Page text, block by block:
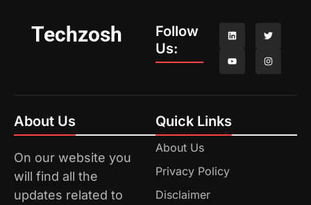
Techzosh
Follow
Us:
About Us
On our website you
will find all the
updates related to
Quick Links
About Us
Privacy Policy
Disclaimer